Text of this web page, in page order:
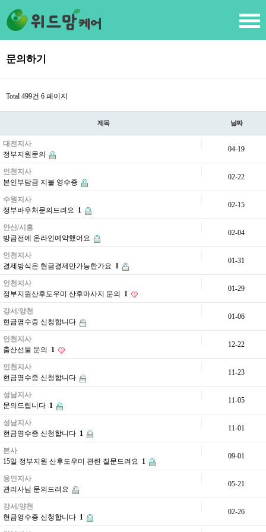
문의하기
Total 499건 6 페이지
제목 날짜
대전지사
정부지원문의
04-19
인천지사
본인부담금 지불 영수증
02-22
수원지사
정부바우처문의드려요 1
02-15
안산/시흥
방금전에 온라인예약했어요
02-04
인천지사
결제방식은 현금결제만가능한가요 1
01-31
인천지사
정부지원산후도우미 산후마사지 문의
1
01-29
강서/양천
현금영수증 신청합니다
01-06
인천지사
출산선물 문의
1
12-22
인천지사
현금영수증 신청합니다
11-23
성남지사
문의드립니다 1
11-05
성남지사
현금영수증 신청합니다 1
11-01
본사
15일 정부지원 산후도우미 관련 질문드려요 1
09-01
용인지사
관리사님 문의드려요
05-21
강서/양천
현금영수증 신청합니다 1
02-26